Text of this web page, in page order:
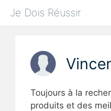
Je Dois Réussir
Toujours à la
produits et des